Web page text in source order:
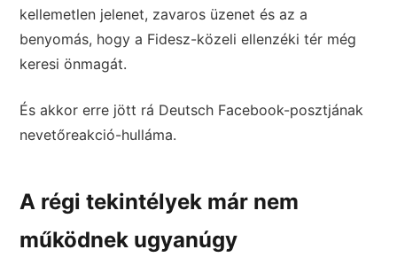
kellemetlen jelenet, zavaros üzenet és az a
benyomás, hogy a Fidesz-közeli ellenzéki tér még
keresi önmagát.
És akkor erre jött rá Deutsch Facebook-posztjának
nevetőreakció-hulláma.
A régi tekintélyek már nem
működnek ugyanúgy